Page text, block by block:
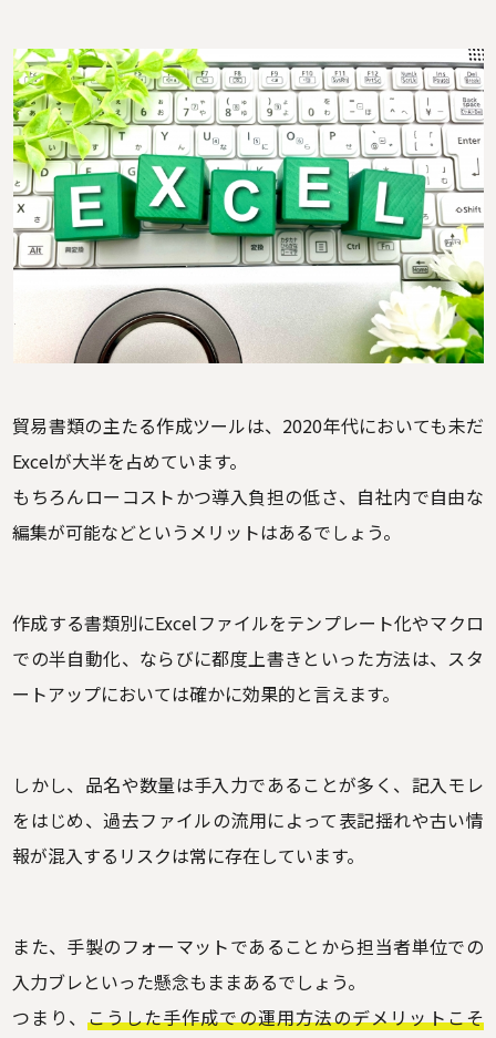
貿易書類の主たる作成ツールは、2020年代においても未だ
Excelが大半を占めています。
もちろんローコストかつ導入負担の低さ、自社内で自由な
編集が可能などというメリットはあるでしょう。
作成する書類別にExcelファイルをテンプレート化やマクロ
での半自動化、ならびに都度上書きといった方法は、スタ
ートアップにおいては確かに効果的と言えます。
しかし、品名や数量は手入力であることが多く、記入モレ
をはじめ、過去ファイルの流用によって表記揺れや古い情
報が混入するリスクは常に存在しています。
また、手製のフォーマットであることから担当者単位での
入力ブレといった懸念もままあるでしょう。
つまり、 こうした手作成での運用方法のデメリットこそ